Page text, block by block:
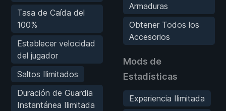
Tasa de Caída del
100%
Establecer velocidad
del jugador
Saltos Ilimitados
Duración de Guardia
Instantánea Ilimitada
Armaduras
Obtener Todos los
Accesorios
Mods de
Estadísticas
Experiencia Ilimitada